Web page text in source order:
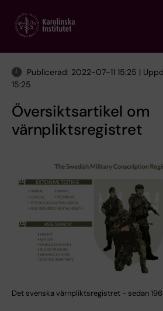
main
Publicerad: 2022-07-11 15:25 |
15:25
Översiktsartikel om
värnpliktsregistret
Det svenska värnpliktsregistret - sedan